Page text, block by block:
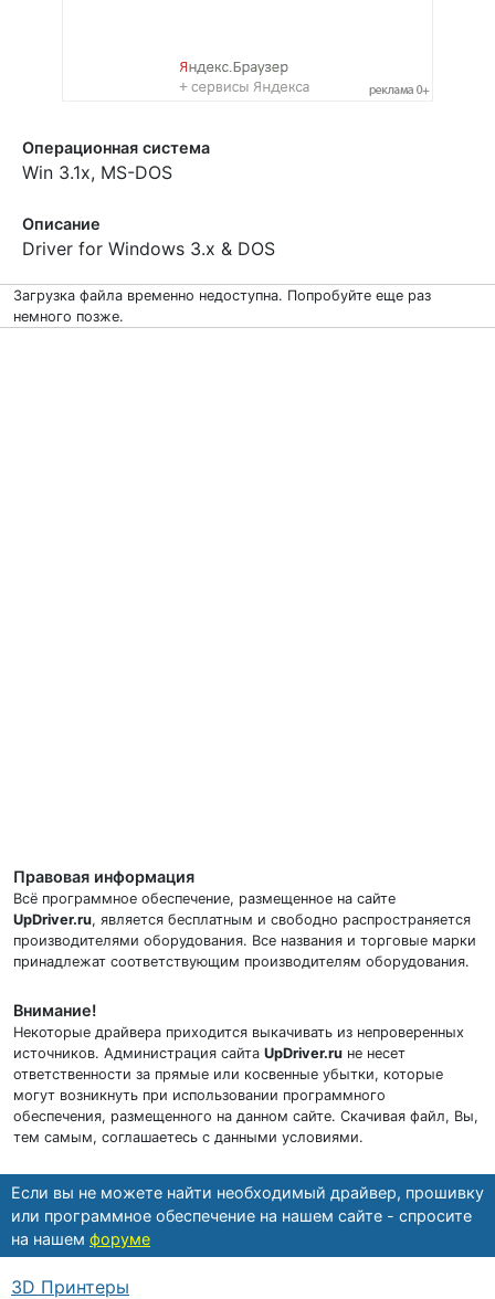
Операционная система
Win 3.1x, MS-DOS
Описание
Driver for Windows 3.x & DOS
Загрузка файла временно недоступна. Попробуйте еще раз
немного позже.
Правовая информация
Всё программное обеспечение, размещенное на сайте
UpDriver.ru, является бесплатным и свободно распространяется
производителями оборудования. Все названия и торговые марки
принадлежат соответствующим производителям оборудования.
Внимание!
Некоторые драйвера приходится выкачивать из непроверенных
источников. Администрация сайта UpDriver.ru не несет
ответственности за прямые или косвенные убытки, которые
могут возникнуть при использовании программного
обеспечения, размещенного на данном сайте. Скачивая файл, Вы,
тем самым, соглашаетесь с данными условиями.
Если вы не можете найти необходимый драйвер, прошивку
или программное обеспечение на нашем сайте - спросите
на нашем форуме
3D Принтеры